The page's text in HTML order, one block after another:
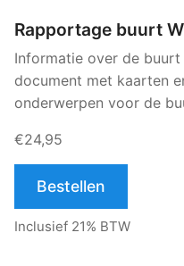
Rapportage buurt
Informatie over de buurt
document met kaarten
onderwerpen voor de
€24,95
Bestellen
Inclusief 21% BTW